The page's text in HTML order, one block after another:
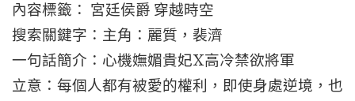
內容標籤： 宮廷侯爵 穿越時空
搜索關鍵字：主角：麗質，裴濟
一句話簡介：心機嫵媚貴妃X高冷禁欲將軍
立意：每個人都有被愛的權利，即使身處逆境，也